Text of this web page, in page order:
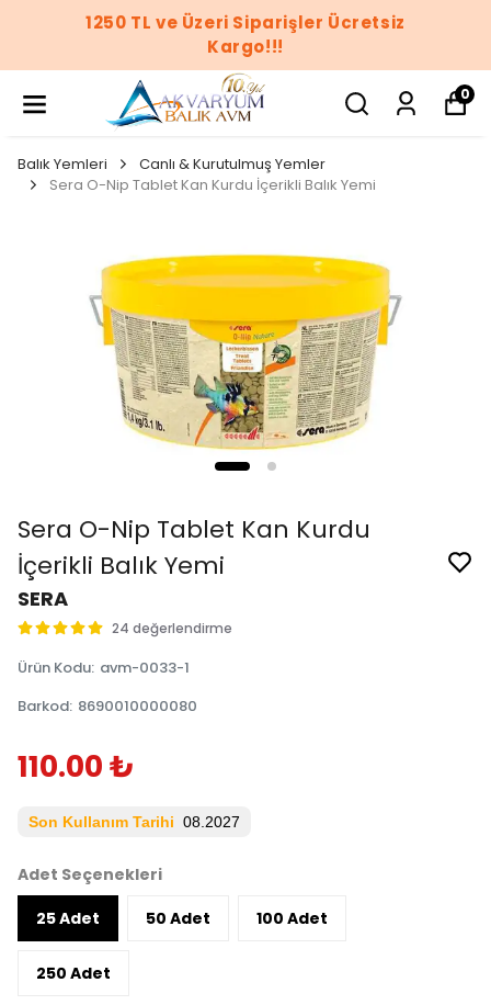
1250 TL ve Üzeri Siparişler Ücretsiz
Kargo!!!
0
Balık Yemleri
Canlı & Kurutulmuş Yemler
Sera O-Nip Tablet Kan Kurdu İçerikli Balık Yemi
Sera O-Nip Tablet Kan Kurdu
İçerikli Balık Yemi
SERA
24 değerlendirme
Ürün Kodu: avm-0033-1
Barkod: 8690010000080
110.00 ₺
Son Kullanım Tarihi 08.2027
Adet Seçenekleri
25 Adet
50 Adet 100 Adet
250 Adet